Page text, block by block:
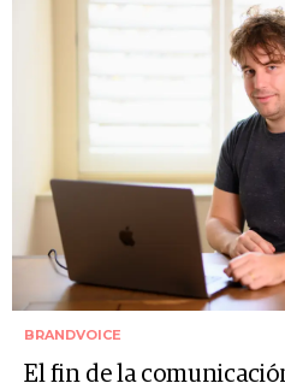
BRANDVOICE
El fin de la